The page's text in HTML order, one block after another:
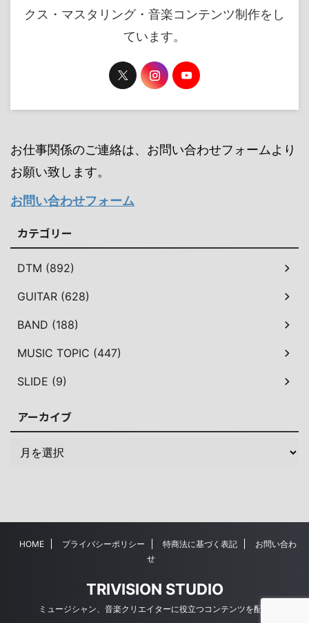
クス・マスタリング・音楽コンテンツ制作をし
ています。
お仕事関係のご連絡は、お問い合わせフォームより
お願い致します。
お問い合わせフォーム
カテゴリー
DTM (892)
GUITAR (628)
BAND (188)
MUSIC TOPIC (447)
SLIDE (9)
アーカイブ
HOME プライバシーポリシー 特商法に基づく表記
お問い合わ
せ
TRIVISION STUDIO
ミュージシャン、音楽クリエイターに役立つコンテンツを配信